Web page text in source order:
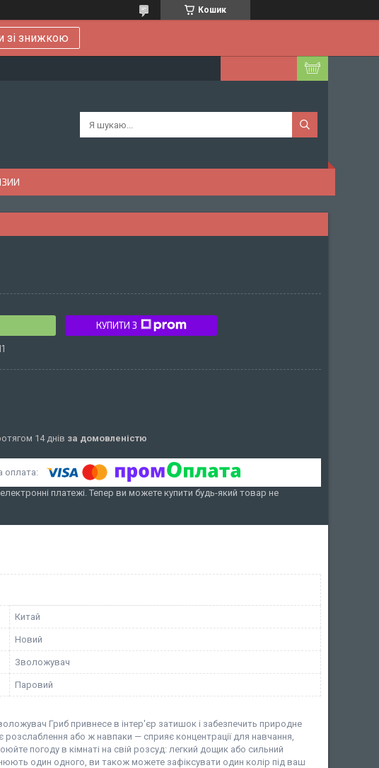
Кошик
зі знижкою
КУПИТИ З
14 днів за домовленістю
електронні платежі. Тепер ви можете купити будь-який товар не
Китай
Новий
Зволожувач
Паровий
Гриб привнесе в інтер'єр затишок і забезпечить природне
або ж навпаки — сприяє концентрації для навчання,
погоду в кімнаті на свій розсуд: легкий дощик або сильний
один одного, ви також можете зафіксувати один колір під ваш